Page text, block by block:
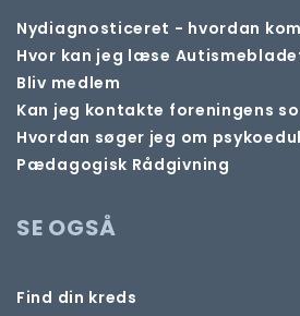
Nydiagnosticeret - hvordan
Hvor kan jeg læse
Bliv medlem
Kan jeg kontakte foreningens
Hvordan søger jeg om
Pædagogisk Rådgivning
SE OGSÅ
Find din kreds